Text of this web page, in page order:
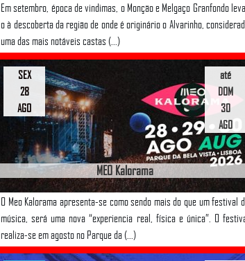
Em setembro, época de vindimas, o Monção e Melgaço Granfondo
o à descoberta da região de onde é originário o Alvarinho,
uma das mais notáveis castas (...)
MEO Kalorama
O Meo Kalorama apresenta-se como sendo mais do que um festival
música, será uma nova “experiencia real, física e única”. O
realiza-se em agosto no Parque da (...)
até
DOM
30
AGO
SEX
28
AGO